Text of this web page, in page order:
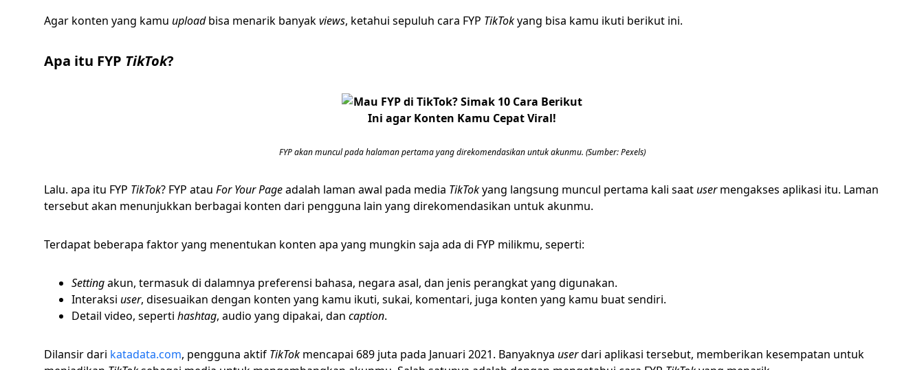
Agar konten yang kamu uploadbisa menarik banyakviews, ketahui sepuluh cara FYP TikTokyang bisa kamu ikuti berikut ini.
Apa itu FYP TikTok?
FYP akan muncul pada halaman pertama yang direkomendasikan untuk akunmu. (Sumber: Pexels)
Lalu. apa itu FYP TikTok? FYP atau For Your Pageadalah laman awal pada media TikTokyang langsung muncul pertama kali saatusermengakses aplikasi itu. Laman
tersebut akan menunjukkan berbagai konten dari pengguna lain yang direkomendasikan untuk akunmu.
Terdapat beberapa faktor yang menentukan konten apa yang mungkin saja ada di FYP milikmu, seperti:
Settingakun, termasuk di dalamnya preferensi bahasa, negara asal, dan jenis perangkat yang digunakan.
Interaksi user, disesuaikan dengan konten yang kamu ikuti, sukai, komentari, juga konten yang kamu buat sendiri.
Detail video, seperti hashtag, audio yang dipakai, dan caption.
Dilansir dari katadata.com, pengguna aktif TikTok mencapai 689 juta pada Januari 2021. Banyaknya userdari aplikasi tersebut, memberikan kesempatan untuk